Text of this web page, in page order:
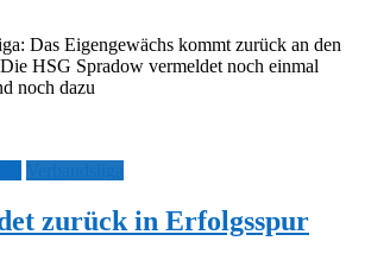
Das Eigengewächs kommt zurück an den
HSG Spradow vermeldet noch einmal
noch dazu
zurück in Erfolgsspur